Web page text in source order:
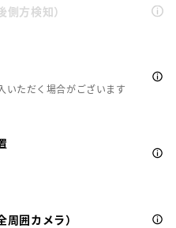
方検知）
いただく場合がございます
囲カメラ）